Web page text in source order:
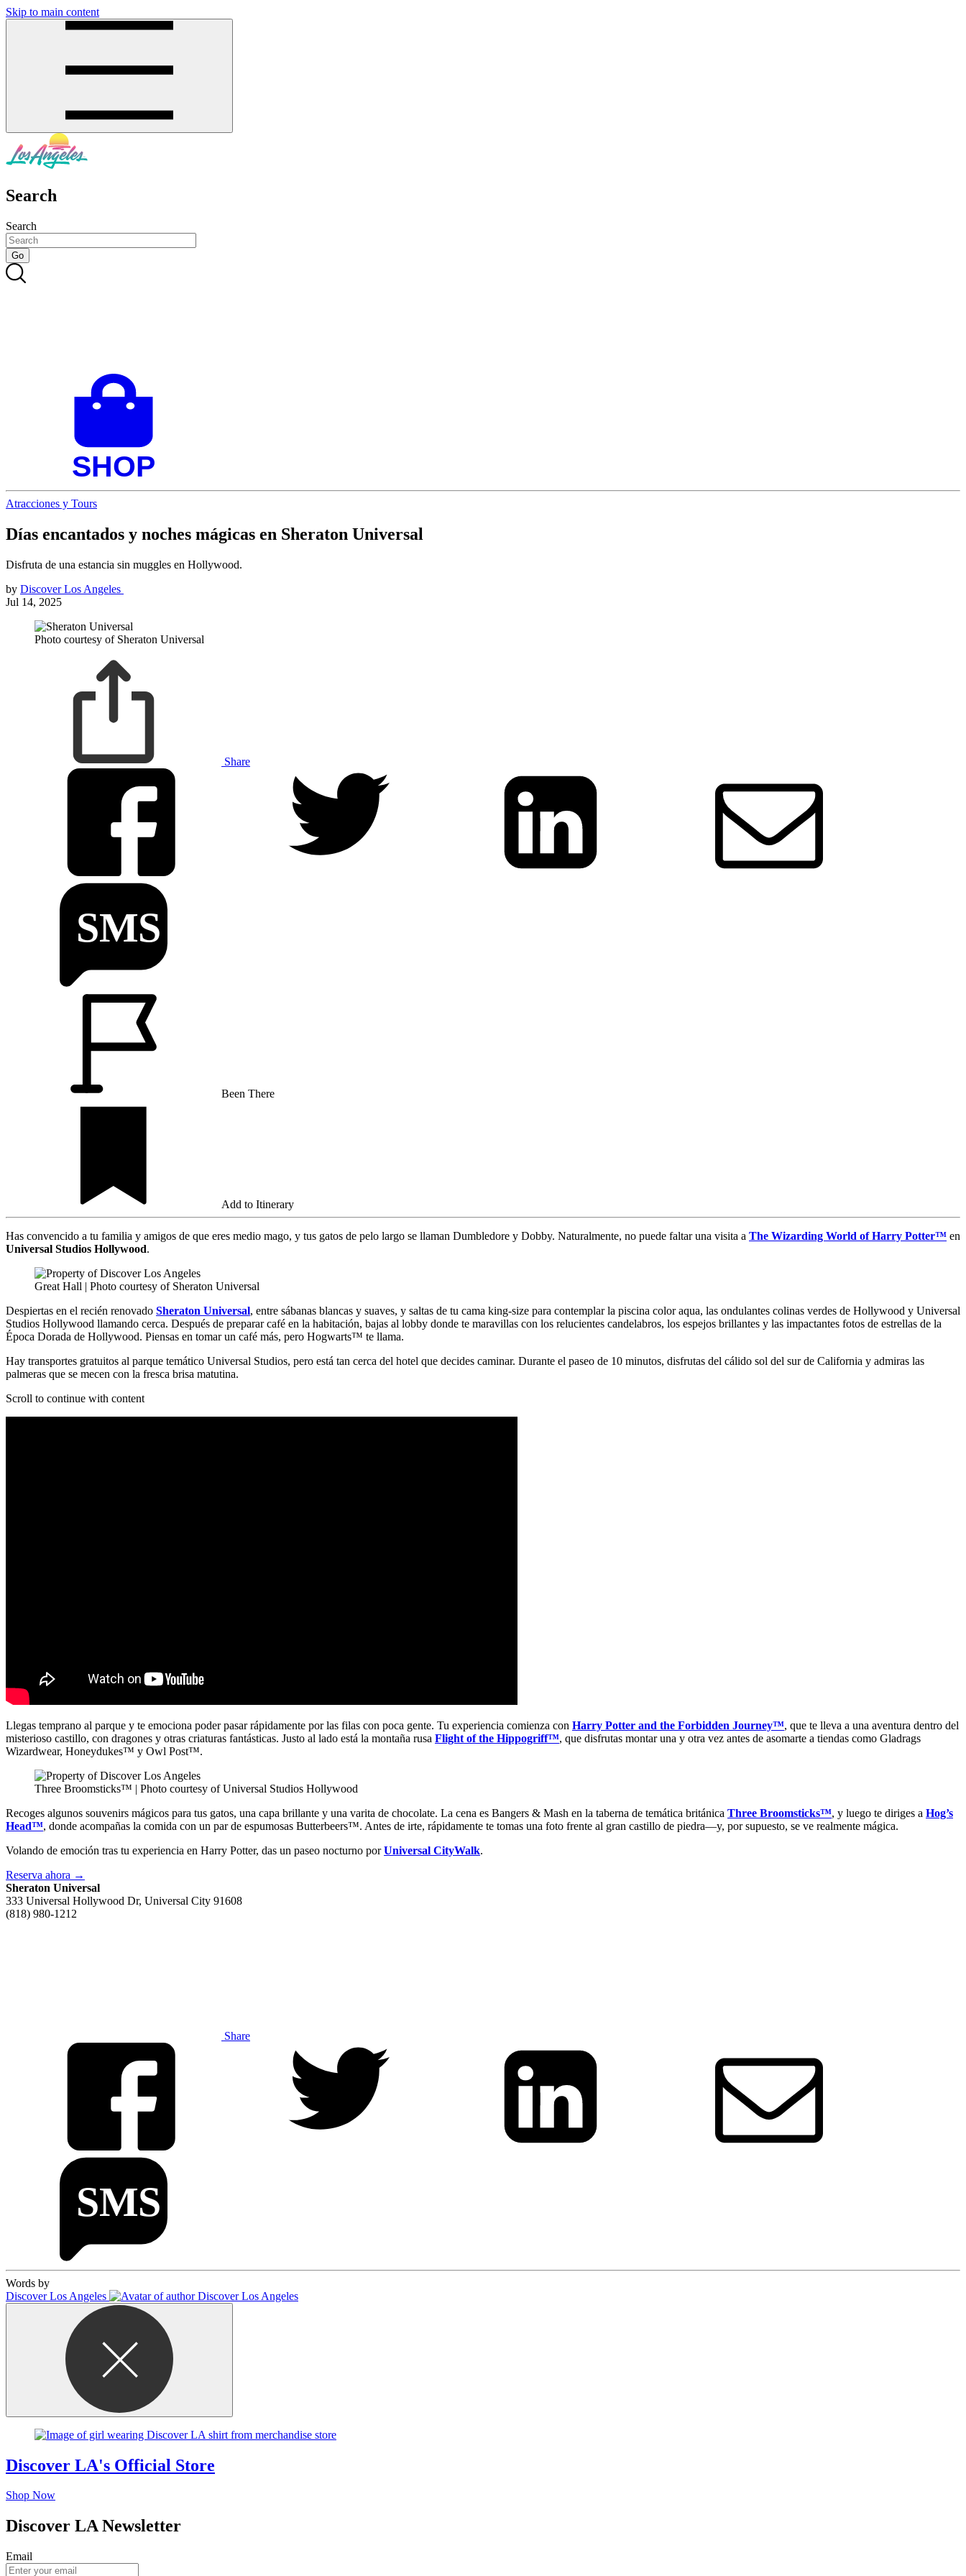
Skip to main content
Search
Search
Atracciones y Tours
Días encantados y noches mágicas en Sheraton Universal
Disfruta de una estancia sin muggles en Hollywood.
by Discover Los Angeles
Jul 14, 2025
Photo courtesy of Sheraton Universal
Share
Been There
Add to Itinerary
Has convencido a tu familia y amigos de que eres medio mago, y tus gatos de pelo largo se llaman Dumbledore y Dobby. Naturalmente, no puede faltar una visita a The Wizarding World of Harry Potter™ en
Universal Studios Hollywood.
Great Hall | Photo courtesy of Sheraton Universal
Despiertas en el recién renovado Sheraton Universal, entre sábanas blancas y suaves, y saltas de tu cama king-size para contemplar la piscina color aqua, las ondulantes colinas verdes de Hollywood y Universal
Studios Hollywood llamando cerca. Después de preparar café en la habitación, bajas al lobby donde te maravillas con los relucientes candelabros, los espejos brillantes y las impactantes fotos de estrellas de la
Época Dorada de Hollywood. Piensas en tomar un café más, pero Hogwarts™ te llama.
Hay transportes gratuitos al parque temático Universal Studios, pero está tan cerca del hotel que decides caminar. Durante el paseo de 10 minutos, disfrutas del cálido sol del sur de California y admiras las
palmeras que se mecen con la fresca brisa matutina.
Scroll to continue with content
Llegas temprano al parque y te emociona poder pasar rápidamente por las filas con poca gente. Tu experiencia comienza con Harry Potter and the Forbidden Journey™, que te lleva a una aventura dentro del
misterioso castillo, con dragones y otras criaturas fantásticas. Justo al lado está la montaña rusa Flight of the Hippogriff™, que disfrutas montar una y otra vez antes de asomarte a tiendas como Gladrags
Wizardwear, Honeydukes™ y Owl Post™.
Three Broomsticks™ | Photo courtesy of Universal Studios Hollywood
Recoges algunos souvenirs mágicos para tus gatos, una capa brillante y una varita de chocolate. La cena es Bangers & Mash en la taberna de temática británica Three Broomsticks™, y luego te diriges a Hog’s
Head™, donde acompañas la comida con un par de espumosas Butterbeers™. Antes de irte, rápidamente te tomas una foto frente al gran castillo de piedra—y, por supuesto, se ve realmente mágica.
Volando de emoción tras tu experiencia en Harry Potter, das un paseo nocturno porUniversal CityWalk.
Reserva ahora →
Sheraton Universal
333 Universal Hollywood Dr, Universal City 91608
(818) 980-1212
Share
Words by
Discover Los Angeles
Discover LA's Official Store
Shop Now
Discover LA Newsletter
Email